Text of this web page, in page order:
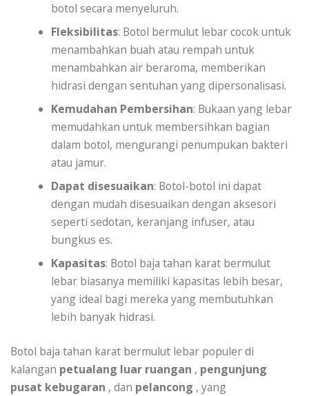
botol secara menyeluruh.
Fleksibilitas: Botol bermulut lebar cocok untuk
menambahkan buah atau rempah untuk
menambahkan air beraroma, memberikan
hidrasi dengan sentuhan yang dipersonalisasi.
Kemudahan Pembersihan: Bukaan yang lebar
memudahkan untuk membersihkan bagian
dalam botol, mengurangi penumpukan bakteri
atau jamur.
Dapat disesuaikan: Botol-botol ini dapat
dengan mudah disesuaikan dengan aksesori
seperti sedotan, keranjang infuser, atau
bungkus es.
Kapasitas: Botol baja tahan karat bermulut
lebar biasanya memiliki kapasitas lebih besar,
yang ideal bagi mereka yang membutuhkan
lebih banyak hidrasi.
Botol baja tahan karat bermulut lebar populer di
kalangan petualang luar ruangan , pengunjung
pusat kebugaran , dan pelancong , yang